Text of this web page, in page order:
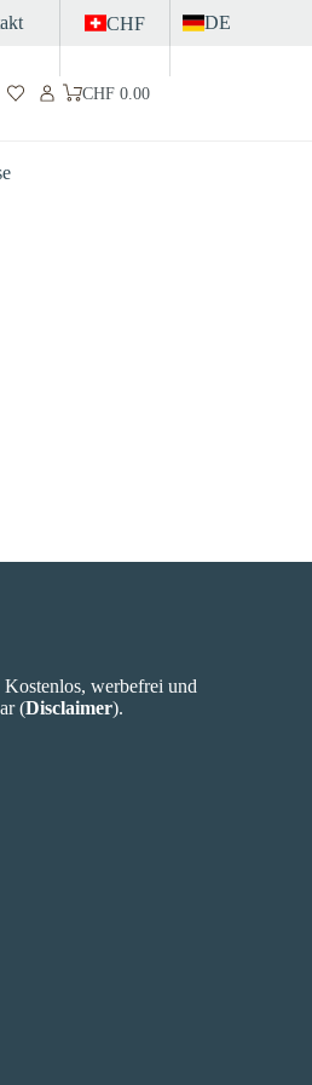
CHF DE
Warenkorb
CHF0.00
Kostenlos, werbefrei und
(Disclaimer).